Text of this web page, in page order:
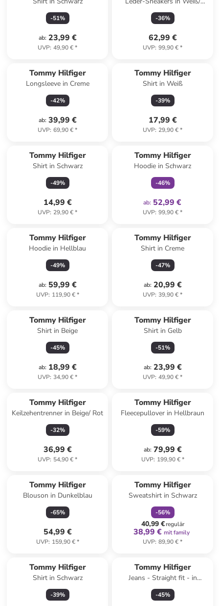
-51%
ab: 23,99 €
UVP: 49,90 €*
Creme
-36%
62,99 €
UVP: 99,90 €*
Tommy Hilfiger
Longsleeve in Creme
-42%
ab: 39,99 €
UVP: 69,90 €*
Tommy Hilfiger
Shirt in Weiß
-39%
17,99 €
UVP: 29,90 €*
Tommy Hilfiger
Shirt in Schwarz
-49%
14,99 €
UVP: 29,90 €*
Tommy Hilfiger
Hoodie in Schwarz
-46%
ab: 52,99 €
UVP: 99,90 €*
Tommy Hilfiger
Hoodie in Hellblau
-49%
ab: 59,99 €
UVP: 119,90 €*
Tommy Hilfiger
Shirt in Creme
-47%
ab: 20,99 €
UVP: 39,90 €*
Tommy Hilfiger
Shirt in Beige
-45%
ab: 18,99 €
UVP: 34,90 €*
Tommy Hilfiger
Shirt in Gelb
-51%
ab: 23,99 €
UVP: 49,90 €*
Tommy Hilfiger
Keilzehentrenner in Beige/ Rot
-32%
36,99 €
UVP: 54,90 €*
Tommy Hilfiger
Fleecepullover in Hellbraun
-59%
ab: 79,99 €
UVP: 199,90 €*
Tommy Hilfiger
Blouson in Dunkelblau
-65%
54,99 €
UVP: 159,90 €*
Tommy Hilfiger
Sweatshirt in Schwarz
-56%
40,99 €regulär
38,99 € mit family
UVP: 89,90 €*
Tommy Hilfiger
Shirt in Schwarz
-39%
Tommy Hilfiger
Jeans - Straight fit - in
Schwarz
-45%